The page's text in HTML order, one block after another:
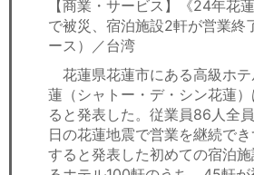
【商業・サービス】《24年花
で被災、宿泊施設2軒が営業終
ース）／台湾
花蓮県花蓮市にある高級ホ
蓮（シャトー・デ・シン花蓮
ると発表した。従業員86人全
日の花蓮地震で営業を継続で
すると発表した初めての宿泊